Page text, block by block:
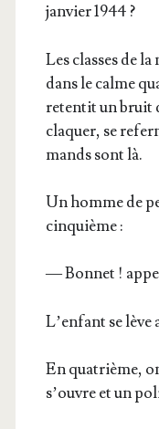
jan­vier 1944 ?
Les classes de
dans le calme
reten­tit un bruit
cla­quer, se
mands sont là.
Un homme de
cinquième :
— Bon­net !
L’en­fant se lève
En qua­trième,
s’ouvre et un